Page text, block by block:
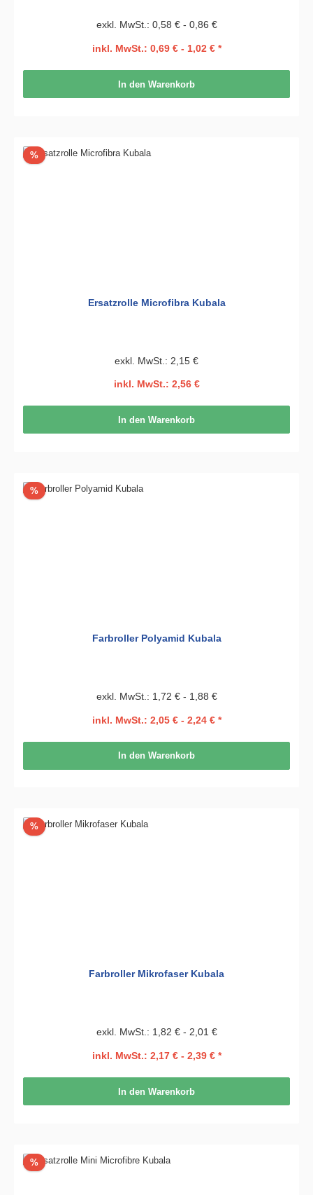
exkl. MwSt.: 0,58 € - 0,86 €
inkl. MwSt.: 0,69 € - 1,02 € *
In den Warenkorb
%Rabatt
Ersatzrolle Microfibra Kubala
exkl. MwSt.: 2,15 €
inkl. MwSt.: 2,56 €
In den Warenkorb
%Rabatt
Farbroller Polyamid Kubala
exkl. MwSt.: 1,72 € - 1,88 €
inkl. MwSt.: 2,05 € - 2,24 € *
In den Warenkorb
%Rabatt
Farbroller Mikrofaser Kubala
exkl. MwSt.: 1,82 € - 2,01 €
inkl. MwSt.: 2,17 € - 2,39 € *
In den Warenkorb
%Rabatt